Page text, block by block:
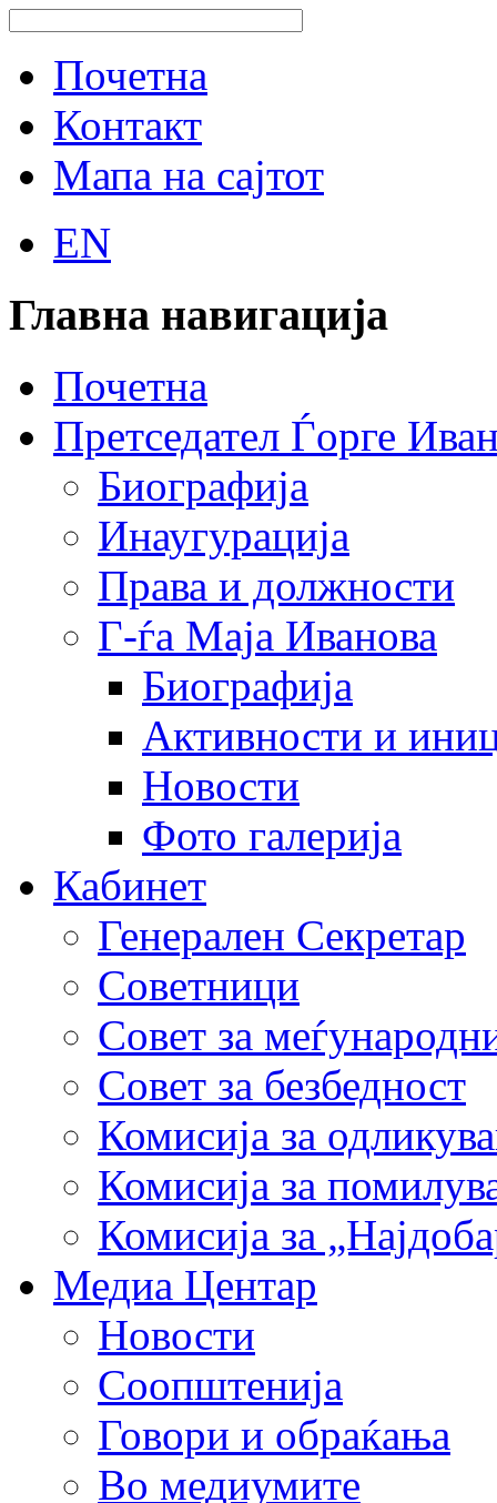
Почетна
Контакт
Мапа на сајтот
EN
Главна навигација
Почетна
Претседател Ѓорге
Биографија
Инаугурација
Права и должности
Г-ѓа Маја Иванова
Биографија
Активности и
Новости
Фото галерија
Кабинет
Генерален Секретар
Советници
Совет за
Совет за безбедност
Комисија за
Комисија за
Комисија за
Медиа Центар
Новости
Соопштенија
Говори и обраќања
Во медиумите